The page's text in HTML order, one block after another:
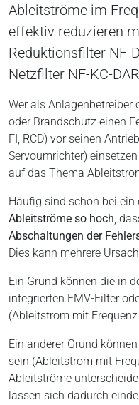
Ableitströme im
effektiv reduzieren
Reduktionsfilter NF-
Netzfilter NF-KC-DAR
Wer als Anlagenbetreiber
oder Brandschutz einen
FI, RCD) vor seinen
Servoumrichter)
auf das Thema
Häufig sind schon bei ein
Ableitströme so hoch,
Abschaltungen der
Dies kann mehrere
Ein Grund können die in
integrierten EMV-Filter
(Ableitstrom mit
Ein anderer Grund
sein (Ableitstrom mit
Ableitströme
lassen sich dadurch